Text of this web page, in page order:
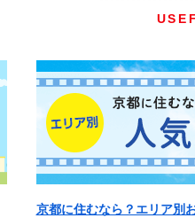
京都に住むなら？エリア別